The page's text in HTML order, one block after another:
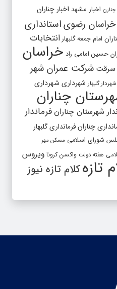
اخبار مشهد اخبار چناران
خراسان رضویاستانداری
امام جمعه گلبهار انتخابات
حسین امامی راد خراسان
سرقت شرکت عمران شهر
شهردار گلبهار شهرداری شهرداری
چناران
شهرستان چناران فرماندار
چنارانفرمانداری گلبهار
شورای اسلامی مسکن مهر
هفته دولت واکسن کرونا ویروس
تازهکلام تازه نیوز